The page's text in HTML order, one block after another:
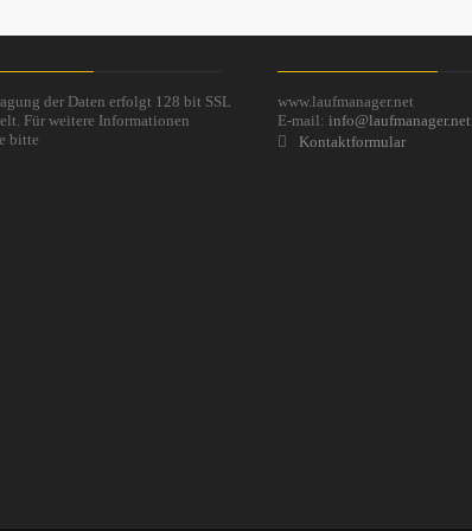
der Daten erfolgt 128 bit SSL
Für weitere Informationen
bitte
www.laufmanager.net
E-mail: info@laufmanager.net
Kontaktformular